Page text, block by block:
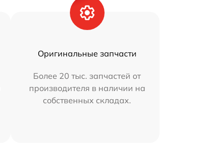
Оригинальные запчасти
Более 20 тыс. запчастей от
производителя в наличии на
собственных складах.